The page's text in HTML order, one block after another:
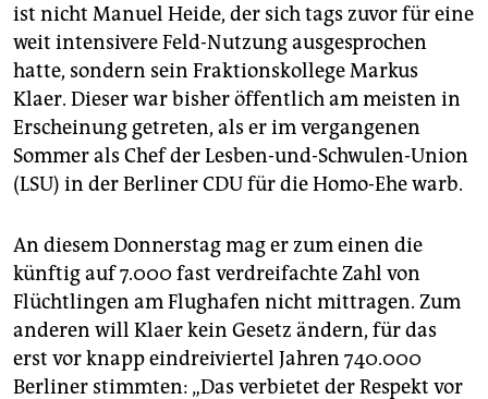
ist nicht Manuel Heide, der sich tags zuvor für eine
weit intensivere Feld-Nutzung ausgesprochen
hatte, sondern sein Fraktionskollege Markus
Klaer. Dieser war bisher öffentlich am meisten in
Erscheinung getreten, als er im vergangenen
Sommer als Chef der Lesben-und-Schwulen-Union
(LSU) in der Berliner CDU für die Homo-Ehe warb.
An diesem Donnerstag mag er zum einen die
künftig auf 7.000 fast verdreifachte Zahl von
Flüchtlingen am Flughafen nicht mittragen. Zum
anderen will Klaer kein Gesetz ändern, für das
erst vor knapp eindreiviertel Jahren 740.000
Berliner stimmten: „Das verbietet der Respekt vor